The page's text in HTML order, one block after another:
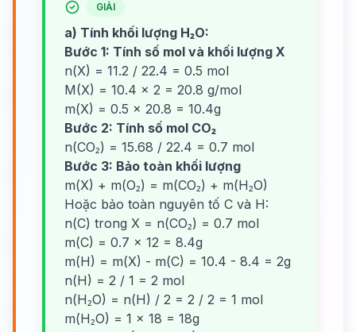
GIẢI
a) Tính khối lượng H₂O:
Bước 1: Tính số mol và khối lượng X
n(X) = 11.2 / 22.4 = 0.5 mol
M(X) = 10.4 × 2 = 20.8 g/mol
m(X) = 0.5 × 20.8 = 10.4g
Bước 2: Tính số mol CO₂
n(CO₂) = 15.68 / 22.4 = 0.7 mol
Bước 3: Bảo toàn khối lượng
m(X) + m(O₂) = m(CO₂) + m(H₂O)
Hoặc bảo toàn nguyên tố C và H:
n(C) trong X = n(CO₂) = 0.7 mol
m(C) = 0.7 × 12 = 8.4g
m(H) = m(X) - m(C) = 10.4 - 8.4 = 2g
n(H) = 2 / 1 = 2 mol
n(H₂O) = n(H) / 2 = 2 / 2 = 1 mol
m(H₂O) = 1 × 18 = 18g